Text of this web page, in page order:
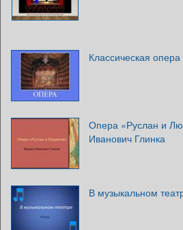
Классическая опера
Опера «Руслан и
Иванович Глинка
В музыкальном